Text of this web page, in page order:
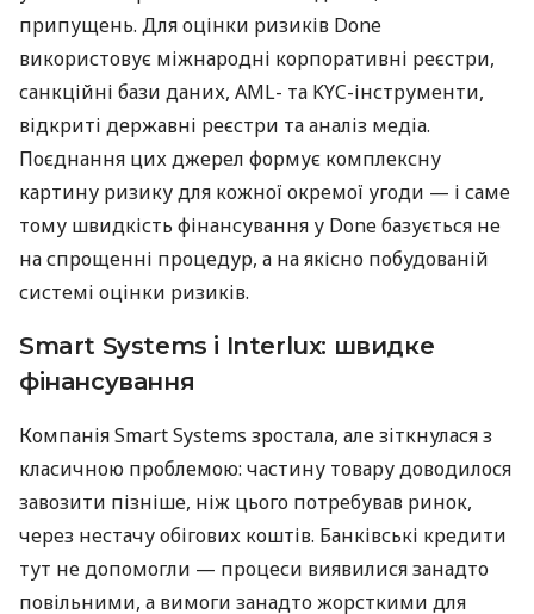
припущень. Для оцінки ризиків Done
використовує міжнародні корпоративні реєстри,
санкційні бази даних, AML- та KYC-інструменти,
відкриті державні реєстри та аналіз медіа.
Поєднання цих джерел формує комплексну
картину ризику для кожної окремої угоди — і саме
тому швидкість фінансування у Done базується не
на спрощенні процедур, а на якісно побудованій
системі оцінки ризиків.
Smart Systems і Interlux: швидке
фінансування
Компанія Smart Systems зростала, але зіткнулася з
класичною проблемою: частину товару доводилося
завозити пізніше, ніж цього потребував ринок,
через нестачу обігових коштів. Банківські кредити
тут не допомогли — процеси виявилися занадто
повільними, а вимоги занадто жорсткими для